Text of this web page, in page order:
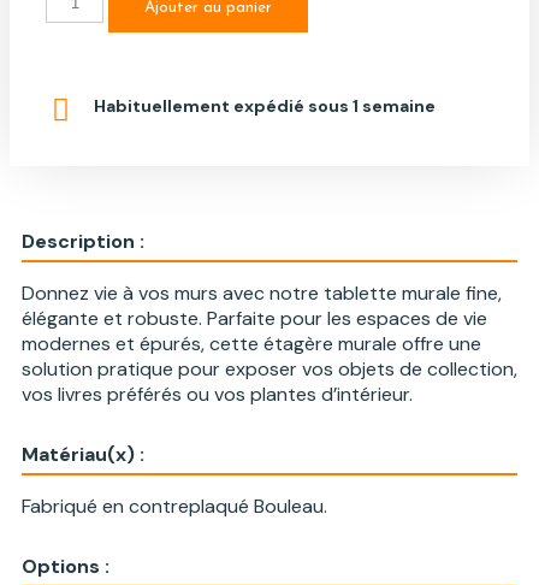
Ajouter au panier
Habituellement expédié sous 1 semaine
Description :
Donnez vie à vos murs avec notre tablette murale fine,
élégante et robuste. Parfaite pour les espaces de vie
modernes et épurés, cette étagère murale offre une
solution pratique pour exposer vos objets de collection,
vos livres préférés ou vos plantes d’intérieur.
Matériau(x) :
Fabriqué en contreplaqué Bouleau.
Options :